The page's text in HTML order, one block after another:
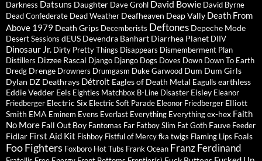
Darkness Datsuns Daughter Dave Grohl David Bowie David Byrne
Dead Confederate Dead Weather Deafheaven Deap Vally Death From
Above 1979 Death Grips Decemberists Deftones Depeche Mode
Desert Sessions dEUS Devendra Banhart Diarrhea Planet DIIV
Dinosaur Jr. Dirty Pretty Things Disappears Dismemberment Plan
Distillers Dizzee Rascal Django Django Dogs Doves Down Down To Earth
Dredg Drenge Drowners Drumgasm Duke Garwood Dum Dum Girls
Dylan DZ Deathrays Détroit Eagles of Death Metal Eagulls earthless
Eddie Vedder Eels Eighties Matchbox B-Line Disaster Eisley Eleanor
Friedberger Electric Six Electric Soft Parade Eleonor Friedberger Elliott
Smith EMA Eminem Evens Everlast Everything Everythingex-hex Faith
No More Fall Out Boy Fantomas Far Fatboy Slim Fat Goth Fauve Feeder
Fidlar First Aid Kit Fishboy Fistful of Mercyfka twigs Flaming Lips Foals
Foo Fighters Foxboro Hot Tubs Frank Ocean Franz Ferdinand